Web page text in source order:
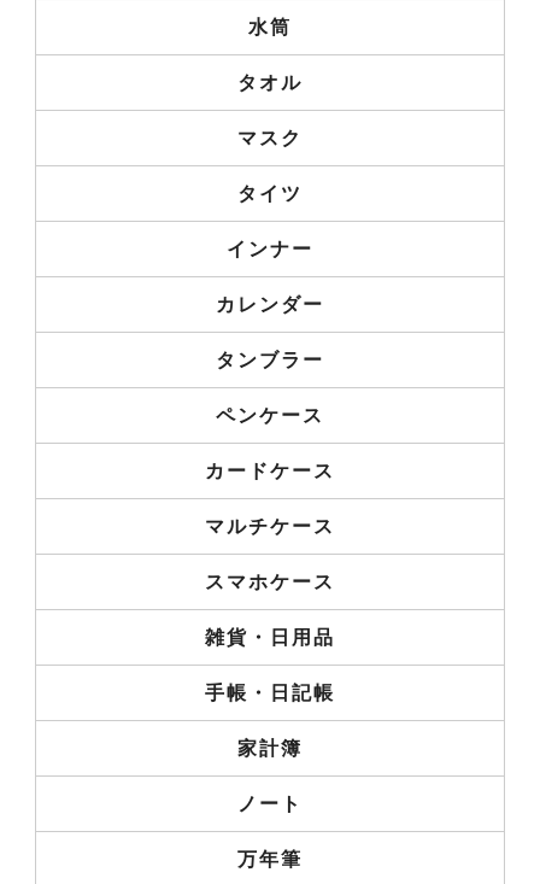
水筒
タオル
マスク
タイツ
インナー
カレンダー
タンブラー
ペンケース
カードケース
マルチケース
スマホケース
雑貨・日用品
手帳・日記帳
家計簿
ノート
万年筆